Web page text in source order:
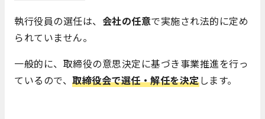
執行役員の選任は、 会社の任意で実施され法的に定め
られていません。
一般的に、取締役の意思決定に基づき事業推進を行っ
ているので、 取締役会で選任・解任を決定します。